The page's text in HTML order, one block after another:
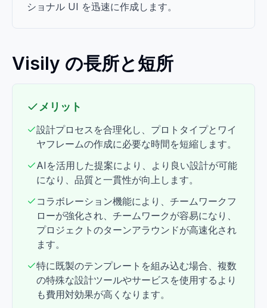
ショナル UI を迅速に作成します。
Visily の長所と短所
メリット
設計プロセスを合理化し、プロトタイプとワイ
ヤフレームの作成に必要な時間を短縮します。
AIを活用した提案により、より良い設計が可能
になり、品質と一貫性が向上します。
コラボレーション機能により、チームワークフ
ローが強化され、チームワークが容易になり、
プロジェクトのターンアラウンドが高速化され
ます。
特に既製のテンプレートを組み込む場合、複数
の特殊な設計ツールやサービスを使用するより
も費用対効果が高くなります。